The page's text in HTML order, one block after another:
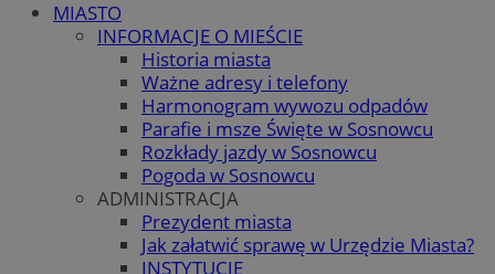
MIASTO
INFORMACJE O MIEŚCIE
Historia miasta
Ważne adresy i telefony
Harmonogram wywozu odpadów
Parafie i msze Święte w Sosnowcu
Rozkłady jazdy w Sosnowcu
Pogoda w Sosnowcu
ADMINISTRACJA
Prezydent miasta
Jak załatwić sprawę w Urzędzie Miasta?
INSTYTUCJE